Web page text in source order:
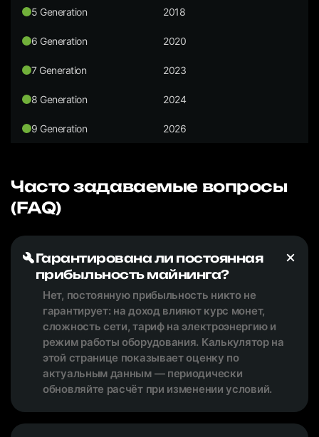
5 Generation 2018
6 Generation 2020
7 Generation 2023
8 Generation 2024
9 Generation 2026
Часто задаваемые вопросы
(FAQ)
Гарантирована ли постоянная
прибыльность майнинга?
Нет, постоянную прибыльность никто не
гарантирует: на доход влияют курс монет,
сложность сети, тариф на электроэнергию и
режим работы оборудования. Калькулятор на
этой странице показывает оценку по
актуальным данным — периодически
обновляйте расчёт при изменении условий.